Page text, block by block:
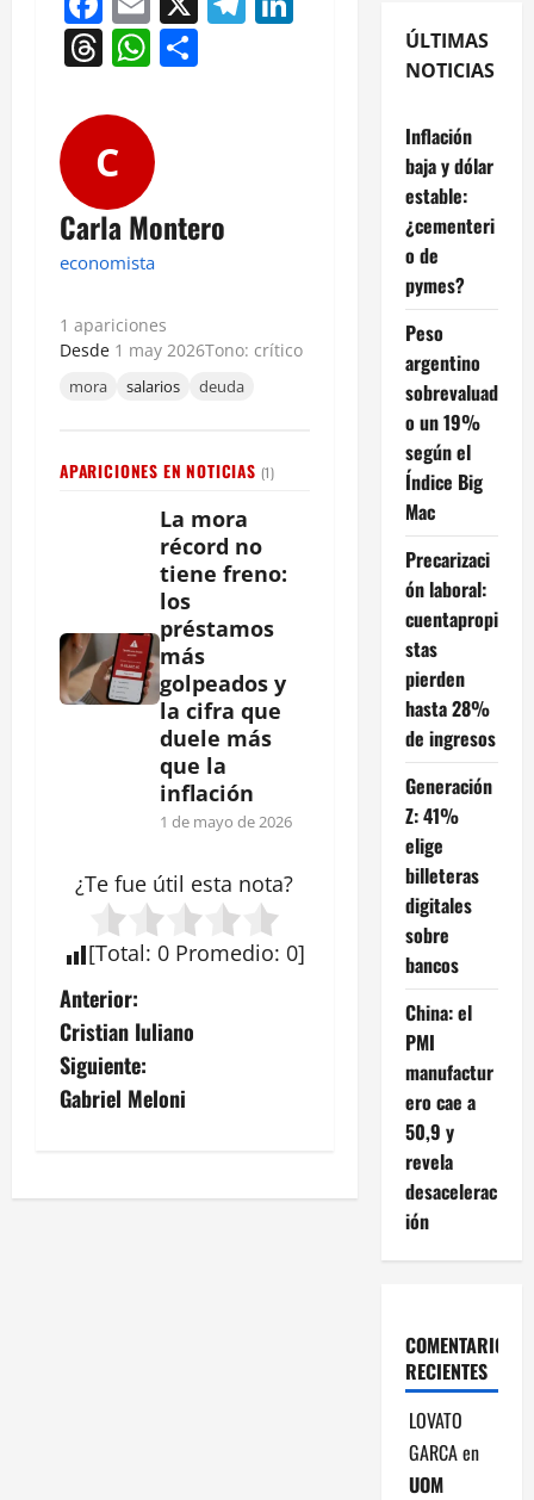
Threads
WhatsApp
C
Carla Montero
economista
1 apariciones
Desde 1 may 2026Tono: crítico
mora salarios deuda
APARICIONES EN NOTICIAS (1)
La mora
récord no
tiene freno:
los
préstamos
más
golpeados y
la cifra que
duele más
que la
inflación
1 de mayo de 2026
¿Te fue útil esta nota?
[Total: 0 Promedio: 0]
N
a
v
g
Anterior:
Cristian Iuliano
Siguiente:
Gabriel Meloni
ÚLTIMAS
NOTICIAS
Inflación
baja y dólar
estable:
¿cementeri
o de
pymes?
Peso
argentino
sobrevaluad
o un 19%
según el
Índice Big
Mac
Precarizaci
ón laboral:
cuentapropi
stas
pierden
hasta 28%
de ingresos
Generación
Z: 41%
elige
billeteras
digitales
sobre
bancos
China: el
PMI
manufactur
ero cae a
50,9 y
revela
desacelerac
ión
COMENTARIOS
RECIENTES
LOVATO
GARCAen
UOM